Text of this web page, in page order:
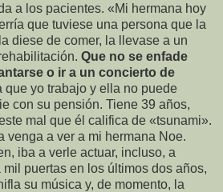
a los pacientes. «Mi hermana hoy
que tuviese una persona que la
diese de comer, la llevase a un
Que no se enfade
o ir a un concierto de
que yo trabajo y ella no puede
con su pensión. Tiene 39 años,
mal que él califica de «tsunami».
venga a ver a mi hermana Noe.
iba a verle actuar, incluso, a
puertas en los últimos dos años,
su música y, de momento, la